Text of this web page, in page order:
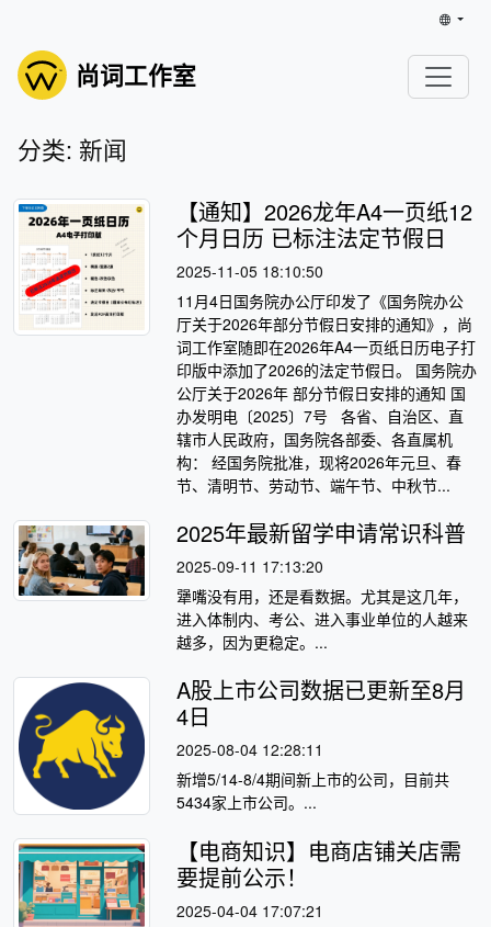
尚词工作室
分类: 新闻
【通知】2026龙年A4一页纸12
个月日历 已标注法定节假日
2025-11-05 18:10:50
11月4日国务院办公厅印发了《国务院办公
厅关于2026年部分节假日安排的通知》，尚
词工作室随即在2026年A4一页纸日历电子打
印版中添加了2026的法定节假日。 国务院办
公厅关于2026年 部分节假日安排的通知 国
办发明电〔2025〕7号 各省、自治区、直
辖市人民政府，国务院各部委、各直属机
构： 经国务院批准，现将2026年元旦、春
节、清明节、劳动节、端午节、中秋节...
2025年最新留学申请常识科普
2025-09-11 17:13:20
犟嘴没有用，还是看数据。尤其是这几年，
进入体制内、考公、进入事业单位的人越来
越多，因为更稳定。...
A股上市公司数据已更新至8月
4日
2025-08-04 12:28:11
​新增5/14-8/4期间新上市的公司，目前共
5434家上市公司。...
【电商知识】电商店铺关店需
要提前公示！
2025-04-04 17:07:21